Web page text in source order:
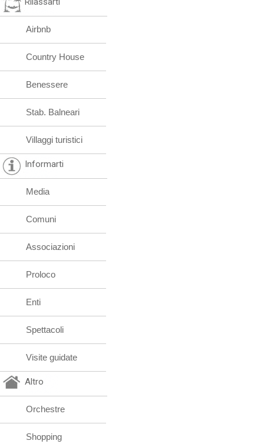
Airbnb
Country House
Benessere
Stab. Balneari
Villaggi turistici
Informarti
Media
Comuni
Associazioni
Proloco
Enti
Spettacoli
Visite guidate
Altro
Orchestre
Shopping